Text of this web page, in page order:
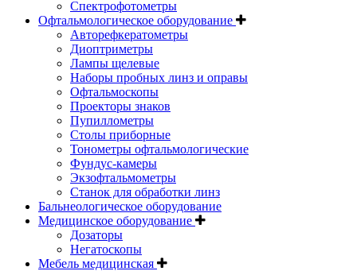
Спектрофотометры
Офтальмологическое оборудование
Авторефкератометры
Диоптриметры
Лампы щелевые
Наборы пробных линз и оправы
Офтальмоскопы
Проекторы знаков
Пупиллометры
Столы приборные
Тонометры офтальмологические
Фундус-камеры
Экзофтальмометры
Станок для обработки линз
Бальнеологическое оборудование
Медицинское оборудование
Дозаторы
Негатоскопы
Мебель медицинская